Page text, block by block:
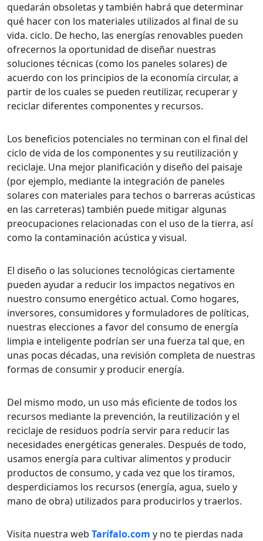
quedarán obsoletas y también habrá que determinar
qué hacer con los materiales utilizados al final de su
vida. ciclo. De hecho, las energías renovables pueden
ofrecernos la oportunidad de diseñar nuestras
soluciones técnicas (como los paneles solares) de
acuerdo con los principios de la economía circular, a
partir de los cuales se pueden reutilizar, recuperar y
reciclar diferentes componentes y recursos.
Los beneficios potenciales no terminan con el final del
ciclo de vida de los componentes y su reutilización y
reciclaje. Una mejor planificación y diseño del paisaje
(por ejemplo, mediante la integración de paneles
solares con materiales para techos o barreras acústicas
en las carreteras) también puede mitigar algunas
preocupaciones relacionadas con el uso de la tierra, así
como la contaminación acústica y visual.
El diseño o las soluciones tecnológicas ciertamente
pueden ayudar a reducir los impactos negativos en
nuestro consumo energético actual. Como hogares,
inversores, consumidores y formuladores de políticas,
nuestras elecciones a favor del consumo de energía
limpia e inteligente podrían ser una fuerza tal que, en
unas pocas décadas, una revisión completa de nuestras
formas de consumir y producir energía.
Del mismo modo, un uso más eficiente de todos los
recursos mediante la prevención, la reutilización y el
reciclaje de residuos podría servir para reducir las
necesidades energéticas generales. Después de todo,
usamos energía para cultivar alimentos y producir
productos de consumo, y cada vez que los tiramos,
desperdiciamos los recursos (energía, agua, suelo y
mano de obra) utilizados para producirlos y traerlos.
Visita nuestra web Tarífalo.com y no te pierdas nada